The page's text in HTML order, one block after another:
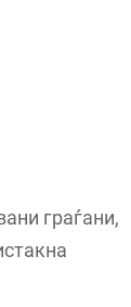
граѓани,